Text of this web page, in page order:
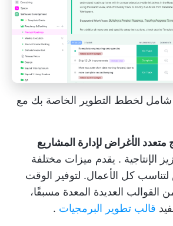
لخطط التطوير الخاصة بك مع
متعدد الأغراض لإدارة المشاريع
الإنتاجية . يقدم ميزات مختلفة
كل الأعمال. لتوفير الوقت
القوالب العديدة المعدة مسبقًا،
قالب تطوير البرمجيات .